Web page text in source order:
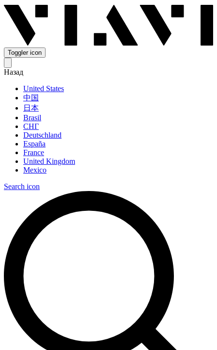
Toggler icon
Назад
United States
中国
日本
Brasil
СНГ
Deutschland
España
France
United Kingdom
Mexico
Search icon